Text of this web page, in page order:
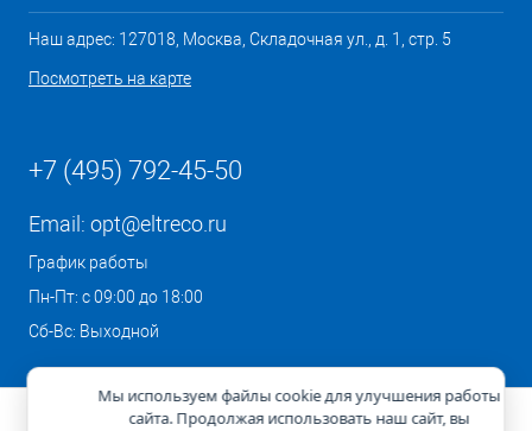
Наш адрес: 127018, Москва, Складочная ул., д. 1, стр. 5
Посмотреть на карте
+7 (495) 792-45-50
Email: opt@eltreco.ru
График работы
Пн-Пт: с 09:00 до 18:00
Сб-Вс: Выходной
Мы используем файлы cookie для улучшения работы
сайта. Продолжая использовать наш сайт, вы